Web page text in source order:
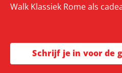
Walk Klassiek Rome als
Schrijf je in voor de